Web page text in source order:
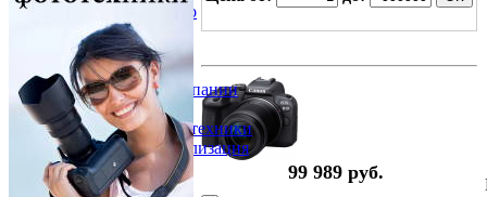
Фото и видео
Гаджеты
Аксессуары
Слухи
Новости компании
Услуги
Прокат фототехники
Выкуп и реализация
Покупателям
Акции
99 989 руб.